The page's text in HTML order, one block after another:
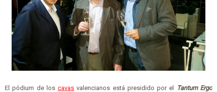
El pódium de loscavas valencianos está presidido por el Tantum Ergo